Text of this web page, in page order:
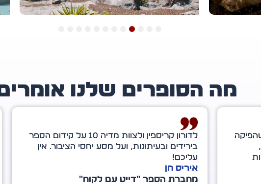
1
מה הסופרים שלנו
10 על קידום הספר
אין
תודה מיוחדת לדורון קריספין — אתה מלאך
מיוחד במינו ברשת הענקית הזו. אתה אכן מוציא
לאור לא רק את הספר אלא גם אותי. ליווית אותי
ברגעים של מבוכה וקושי, של דמעות וחיוך, של
מחסור ושל שפע עתידי.